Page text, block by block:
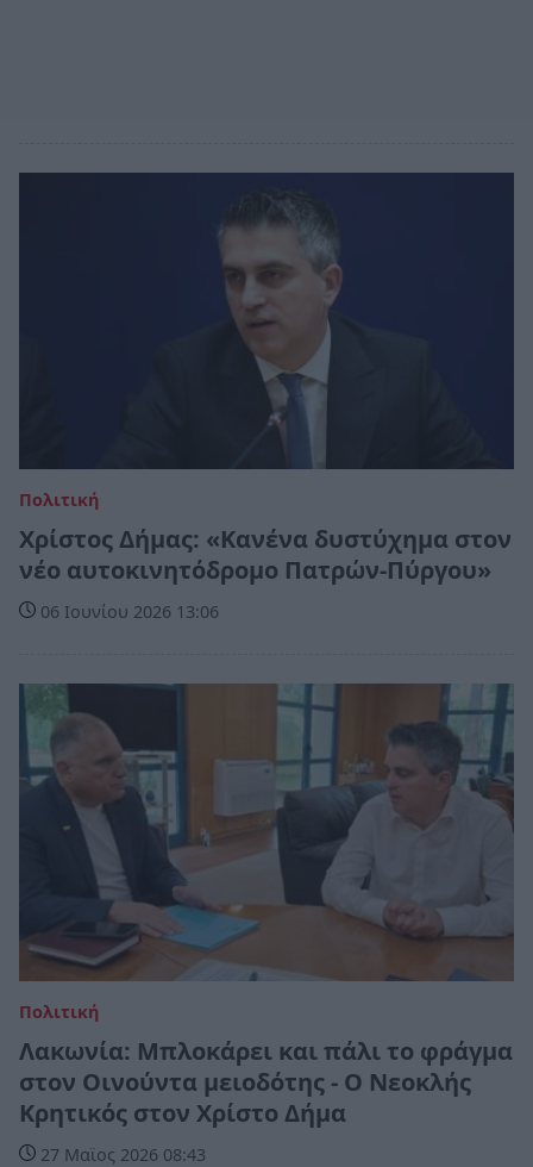
Πολιτική
Χρίστος Δήμας: «Κανένα δυστύχημα στον
νέο αυτοκινητόδρομο Πατρών-Πύργου»
06 Ιουνίου 2026 13:06
Πολιτική
Λακωνία: Μπλοκάρει και πάλι το φράγμα
στον Οινούντα μειοδότης - Ο Νεοκλής
Κρητικός στον Χρίστο Δήμα
27 Μαϊος 2026 08:43